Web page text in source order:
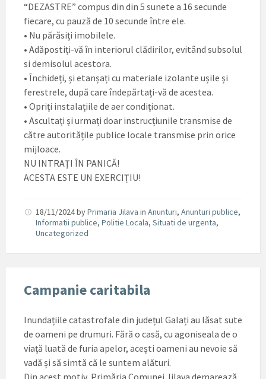
“DEZASTRE” compus din din 5 sunete a 16 secunde
fiecare, cu pauză de 10 secunde între ele.
• Nu părăsiți imobilele.
• Adăpostiți-vă în interiorul clădirilor, evitând subsolul
si demisolul acestora.
• Închideți, și etanșați cu materiale izolante ușile și
ferestrele, după care îndepărtați-vă de acestea.
• Opriți instalațiile de aer condiționat.
• Ascultați și urmați doar instrucțiunile transmise de
către autoritățile publice locale transmise prin orice
mijloace.
NU INTRAŢI ÎN PANICĂ!
ACESTA ESTE UN EXERCIȚIU!
18/11/2024byPrimaria Jilava in Anunturi, Anunturi publice,
Informatii publice, Politie Locala, Situati de urgenta,
Uncategorized
Campanie caritabila
Inundațiile catastrofale din județul Galați au lăsat sute
de oameni pe drumuri. Fără o casă, cu agoniseala de o
viață luată de furia apelor, acești oameni au nevoie să
vadă și să simtă că le suntem alături.
Din acest motiv, Primăria Comunei Jilava demarează